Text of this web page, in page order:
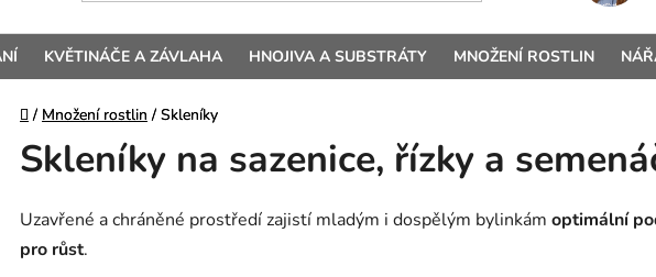
KVĚTINÁČE A ZÁVLAHA HNOJIVA A SUBSTRÁTY MNOŽENÍ ROSTLIN
Domů
/ Množení rostlin / Skleníky
Domů
/ Množení rostlin / Skleníky
Skleníky na sazenice, řízky a
Uzavřené a chráněné prostředí zajistí mladým i dospělým bylinkám optimální
pro růst.